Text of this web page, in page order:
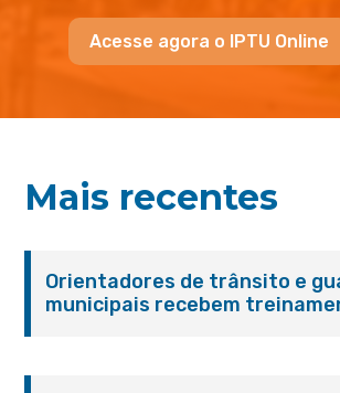
Acesse agora o IPTU Online
Mais recentes
Orientadores de trânsito e
municipais recebem